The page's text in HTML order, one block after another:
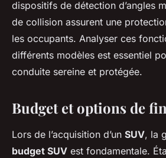
dispositifs de détection d’angles
de collision assurent une
les occupants. Analyser ces
différents modèles est essentiel
conduite sereine et protégée.
Budget et options de
Lors de l’acquisition d’un SUV, la
budget SUV est fondamentale.